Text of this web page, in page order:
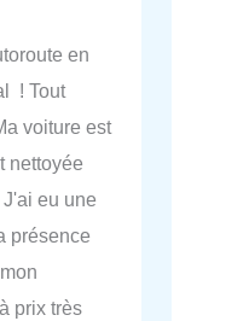
en
! Tout
voiture est
nettoyée
eu une
présence
prix très